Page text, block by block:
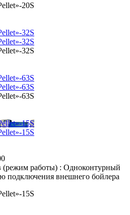
20S
32S
32S
32S
63S
63S
63S
15S
15S
(режим работы) : Одноконтурный
подключения внешнего бойлера
15S